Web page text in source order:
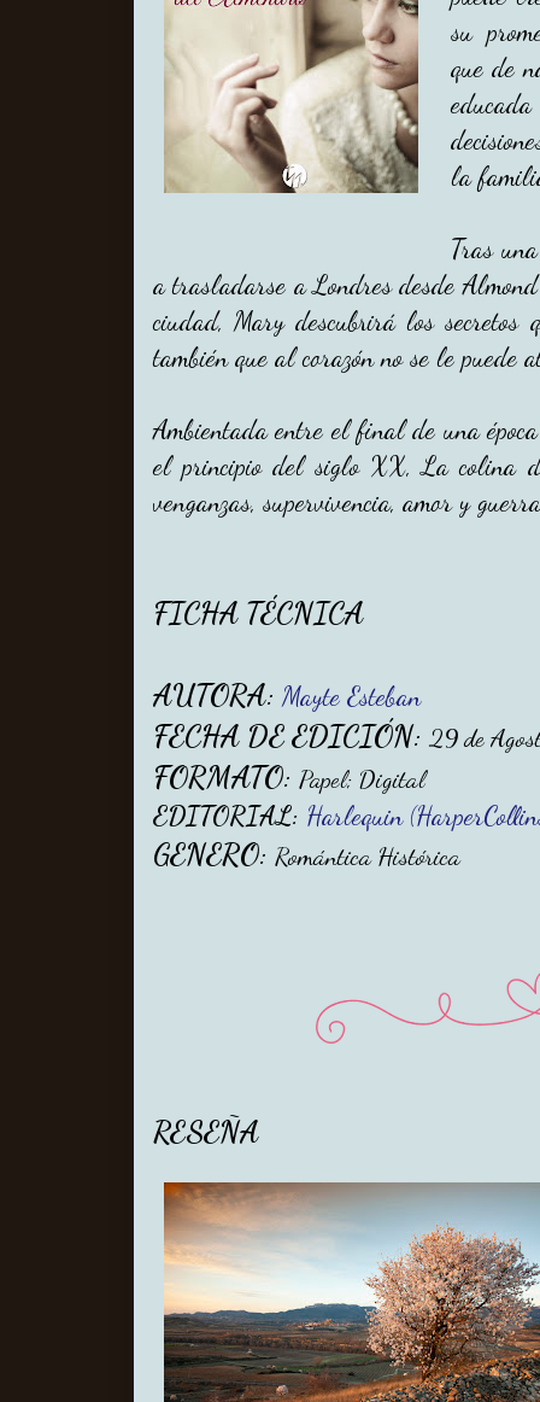
su
que de
la
Tras
a trasladarse a Londres desde
ciudad, Mary descubrirá los secretos
también que al corazón no se le puede
Ambientada entre el final de una
el principio del siglo XX, La colina
venganzas, supervivencia, amor y
FICHA TÉCNICA
AUTORA: Mayte Esteban
FECHA DE EDICIÓN: 29 de
FORMATO: Papel; Digital
EDITORIAL: Harlequin
GENERO: Romántica Histórica
RESEÑA